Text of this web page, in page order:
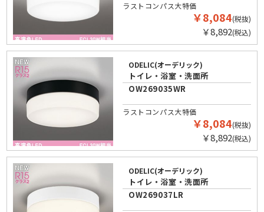
ラストコンパス大特価
￥8,084(税抜)
￥8,892(税込)
ODELIC(オーデリック)
トイレ・浴室・洗面所
OW269035WR
ラストコンパス大特価
￥8,084(税抜)
￥8,892(税込)
ODELIC(オーデリック)
トイレ・浴室・洗面所
OW269037LR